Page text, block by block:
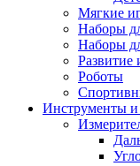
Мягкие
Наборы
Наборы
Развитие
Роботы
Инструменты и